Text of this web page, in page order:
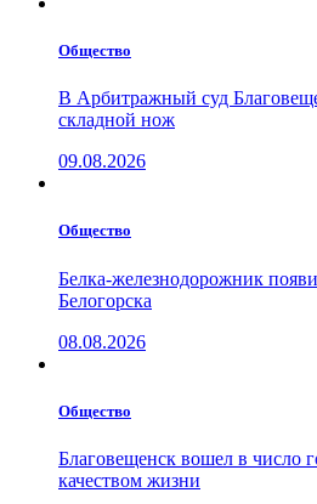
Общество
В Арбитражный суд
складной нож
09.08.2026
Общество
Белка-железнодорожник
Белогорска
08.08.2026
Общество
Благовещенск вошел в число
качеством жизни